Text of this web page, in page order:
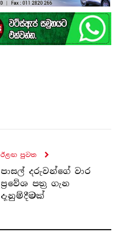
ඊළඟ පුව​ත
පාසල් දරුවන්ගේ වාර
ප්‍රවේශ පත්‍ර ගැන
දැනුම්දීමක්